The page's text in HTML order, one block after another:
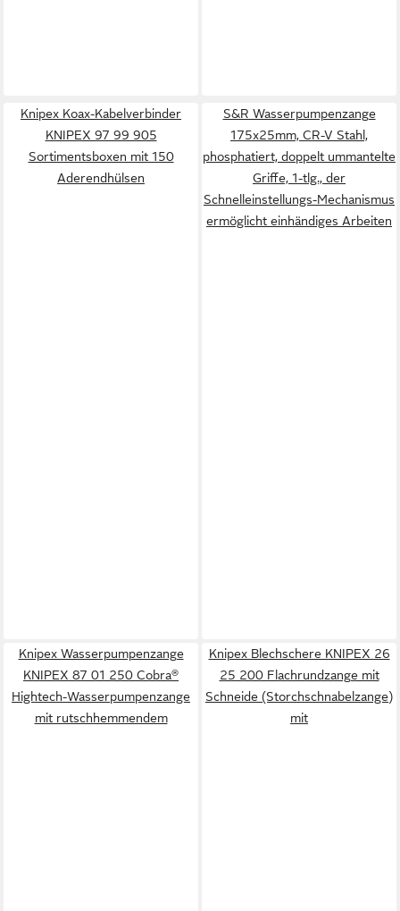
Knipex Koax-Kabelverbinder
KNIPEX 97 99 905
Sortimentsboxen mit 150
Aderendhülsen
S&R Wasserpumpenzange
175x25mm, CR-V Stahl,
phosphatiert, doppelt ummantelte
Griffe, 1-tlg., der
Schnelleinstellungs-Mechanismus
ermöglicht einhändiges Arbeiten
Knipex Wasserpumpenzange
KNIPEX 87 01 250 Cobra®
Hightech-Wasserpumpenzange
mit rutschhemmendem
Knipex Blechschere KNIPEX 26
25 200 Flachrundzange mit
Schneide (Storchschnabelzange)
mit